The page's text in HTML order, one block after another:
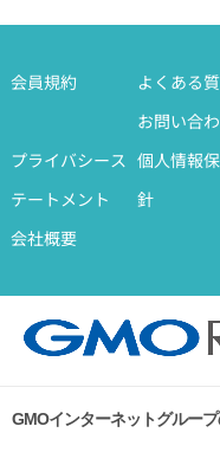
会員規約
よくある
お問い合
プライバシース
テートメント
個人情報
針
会社概要
GMOインターネットグルー